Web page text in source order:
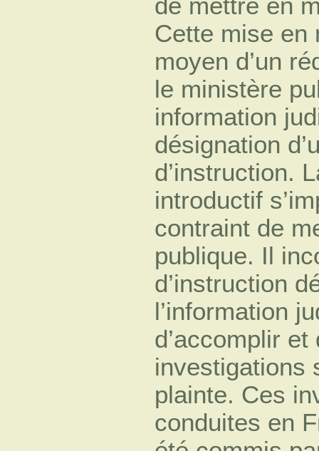
Cette mise en
moyen d’un
le ministère
information
désignation
d’instruction.
introductif
contraint de
publique. Il
d’instruction
l’information
d’accomplir
investigations
plainte. Ces
conduites en